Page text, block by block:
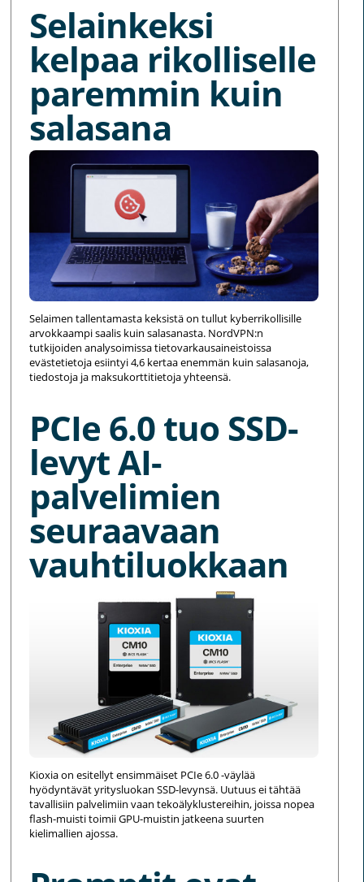
Selainkeksi
kelpaa rikolliselle
paremmin kuin
salasana
Selaimen tallentamasta keksistä on tullut kyberrikollisille
arvokkaampi saalis kuin salasanasta. NordVPN:n
tutkijoiden analysoimissa tietovarkausaineistoissa
evästetietoja esiintyi 4,6 kertaa enemmän kuin salasanoja,
tiedostoja ja maksukorttitietoja yhteensä.
PCIe 6.0 tuo SSD-
levyt AI-
palvelimien
seuraavaan
vauhtiluokkaan
Kioxia on esitellyt ensimmäiset PCIe 6.0 -väylää
hyödyntävät yritysluokan SSD-levynsä. Uutuus ei tähtää
tavallisiin palvelimiin vaan tekoälyklustereihin, joissa nopea
flash-muisti toimii GPU-muistin jatkeena suurten
kielimallien ajossa.